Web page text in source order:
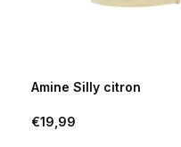
Amine Silly citron
€19,99